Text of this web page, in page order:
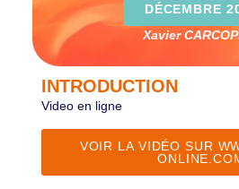
DÉCEMBRE
Xavier
INTRODUCTION
Video en ligne
VOIR LA VIDÉO SUR